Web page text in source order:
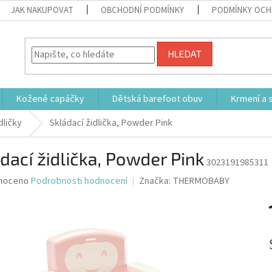
JAK NAKUPOVAT OBCHODNÍ PODMÍNKY PODMÍNKY
HLEDAT
Kožené capáčky Dětská barefoot obuv Krmení a
Skládací židlička, Powder Pink
židlička, Powder Pink 3023191985311
Podrobnosti hodnocení Značka: THERMOBABY